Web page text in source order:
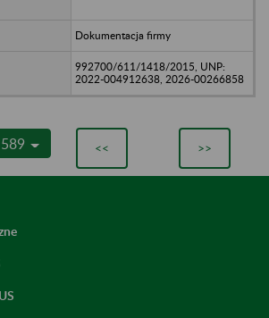
Dokumentacja firmy
992700/611/1418/2015, UNP:
2022-004912638, 2026-00266858
<< >>